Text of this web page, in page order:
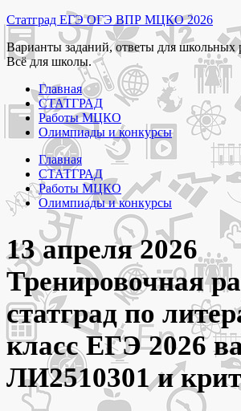
Перейти
к
содержимому
Статград ЕГЭ ОГЭ ВПР МЦКО 2026
Варианты заданий, ответы для школьных
Всё для школы.
Главная
СТАТГРАД
Работы МЦКО
Олимпиады и конкурсы
Главная
СТАТГРАД
Работы МЦКО
Олимпиады и конкурсы
13 апреля 2026
Тренировочная
статград по
класс ЕГЭ 2026
ЛИ2510301 и